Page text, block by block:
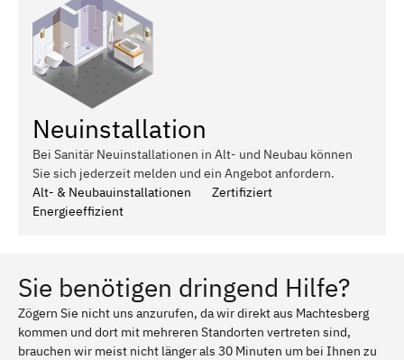
Neuinstallation
Bei Sanitär Neuinstallationen in Alt- und Neubau können
Sie sich jederzeit melden und ein Angebot anfordern.
Alt- & Neubauinstallationen
Zertifiziert
Energieeffizient
Sie benötigen dringend Hilfe?
Zögern Sie nicht uns anzurufen, da wir direkt aus Machtesberg
kommen und dort mit mehreren Standorten vertreten sind,
brauchen wir meist nicht länger als 30 Minuten um bei Ihnen zu